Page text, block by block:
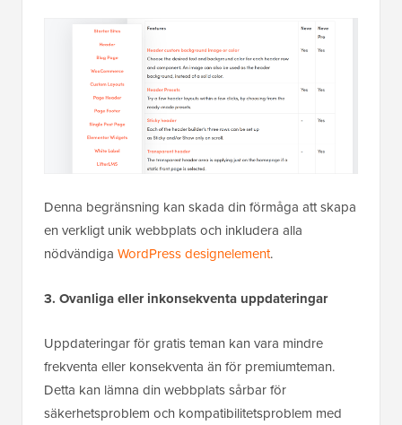
Denna begränsning kan skada din förmåga att skapa
en verkligt unik webbplats och inkludera alla
nödvändiga WordPress designelement.
3. Ovanliga eller inkonsekventa uppdateringar
Uppdateringar för gratis teman kan vara mindre
frekventa eller konsekventa än för premiumteman.
Detta kan lämna din webbplats sårbar för
säkerhetsproblem och kompatibilitetsproblem med